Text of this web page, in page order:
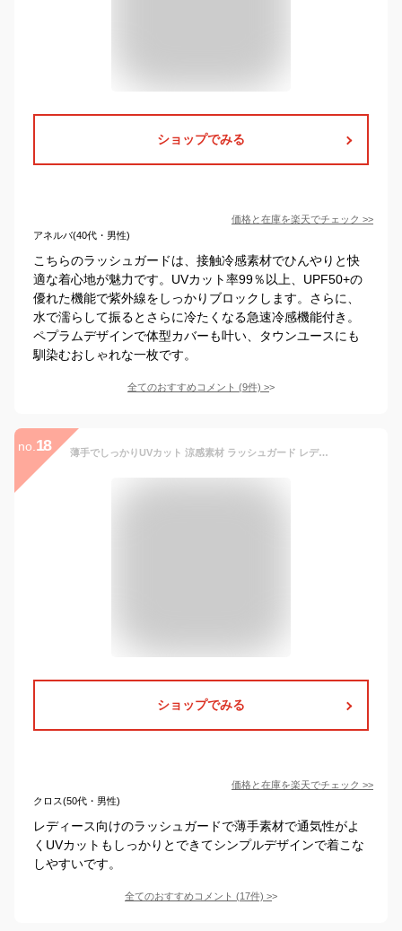
ショップでみる
価格と在庫を楽天でチェック >>
アネルバ(40代・男性)
こちらのラッシュガードは、接触冷感素材でひんやりと快
適な着心地が魅力です。UVカット率99％以上、UPF50+の
優れた機能で紫外線をしっかりブロックします。さらに、
水で濡らして振るとさらに冷たくなる急速冷感機能付き。
ペプラムデザインで体型カバーも叶い、タウンユースにも
馴染むおしゃれな一枚です。
全てのおすすめコメント (9件) >
no. 18 薄手でしっかりUVカット 涼感素材 ラッシュガード レディース フードなし 【土日祝も出荷】≪365日品質保証≫ 全色UVカット率98.9％↑ UVカット uvパーカー 水着 体型カバー 長袖 メンズ キッズ サーフパンツ トレンカ マリンシューズ サファリハット スクール水着 リンネ
ショップでみる
価格と在庫を楽天でチェック >>
クロス(50代・男性)
レディース向けのラッシュガードで薄手素材で通気性がよ
くUVカットもしっかりとできてシンプルデザインで着こな
しやすいです。
全てのおすすめコメント (17件) >